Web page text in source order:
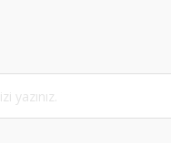
daha pahalı.
olmalı.